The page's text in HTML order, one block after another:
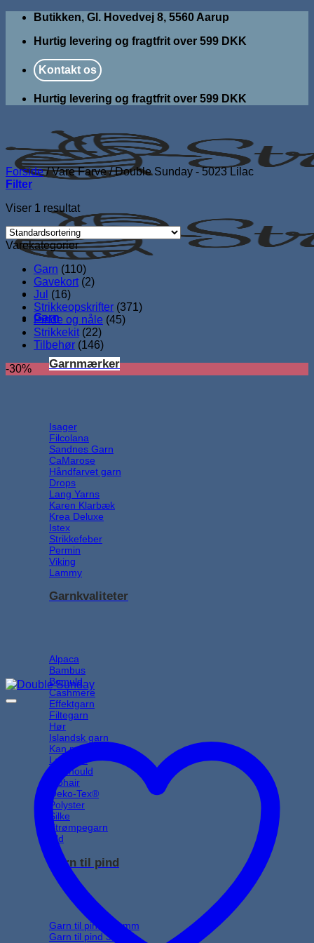
Fortsæt
indhold
Butikken, Gl. Hovedvej 8, 5560 Aarup
Hurtig levering og fragtfrit over 599 DKK
Kontakt os
Hurtig levering og fragtfrit over 599 DKK
Garn
Garnmærker
Isager
Filcolana
Sandnes Garn
CaMarose
Håndfarvet garn
Drops
Lang Yarns
Karen Klarbæk
Krea Deluxe
Istex
Strikkefeber
Permin
Viking
Lammy
Garnkvaliteter
Alpaca
Bambus
Bomuld
Cashmere
Effektgarn
Filtegarn
Hør
Islandsk garn
Kan maskinvaskes
Lamauld
Merinould
Mohair
Oeko-Tex®
Polyster
Silke
Strømpegarn
Uld
Garn til pind
Garn til pind 2,5 mm
Garn til pind 3 mm
Forside /Vare Farve/Double Sunday - 5023 Lilac
Filter
Viser 1 resultat
Varekategorier
Garn (110)
Gavekort (2)
Jul (16)
Strikkeopskrifter (371)
Pinde og nåle (45)
Strikkekit (22)
Tilbehør (146)
-30%